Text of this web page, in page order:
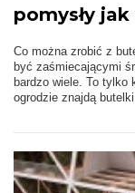
pomysły
Co można zrobić z
być zaśmiecającymi
bardzo wiele. To tylko
ogrodzie znajdą butelki